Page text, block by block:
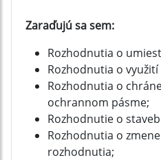
Zaraďujú sa sem:
Rozhodnutia o
Rozhodnutia o využití
Rozhodnutia o
ochrannom pásme;
Rozhodnutie o
Rozhodnutia o
rozhodnutia;